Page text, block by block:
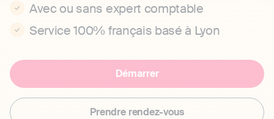
Avec ou sans expert comptable
Service 100% français basé à Lyon
Démarrer
Prendre rendez-vous